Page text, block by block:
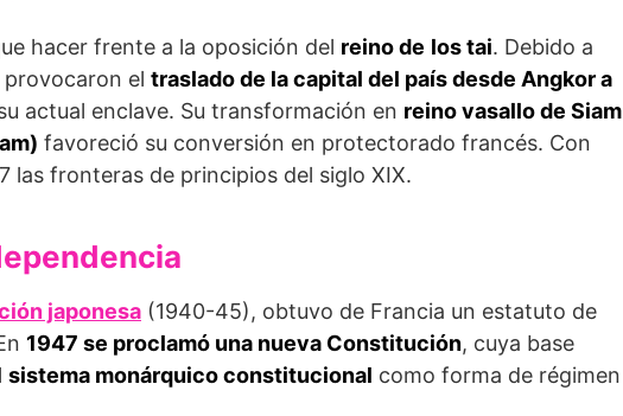
hacer frente a la oposición del reino de los tai. Debido a
el traslado de la capital del país desde Angkor a
actual enclave. Su transformación en reino vasallo de Siam
favoreció su conversión en protectorado francés. Con
las fronteras de principios del siglo XIX.
japonesa (1940-45), obtuvo de Francia un estatuto de
1947 se proclamó una nueva Constitución, cuya base
sistema monárquico constitucional como forma de régimen